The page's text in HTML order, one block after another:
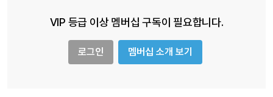
VIP 등급 이상 멤버십 구독이 필요합니다.
로그인 멤버십 소개 보기